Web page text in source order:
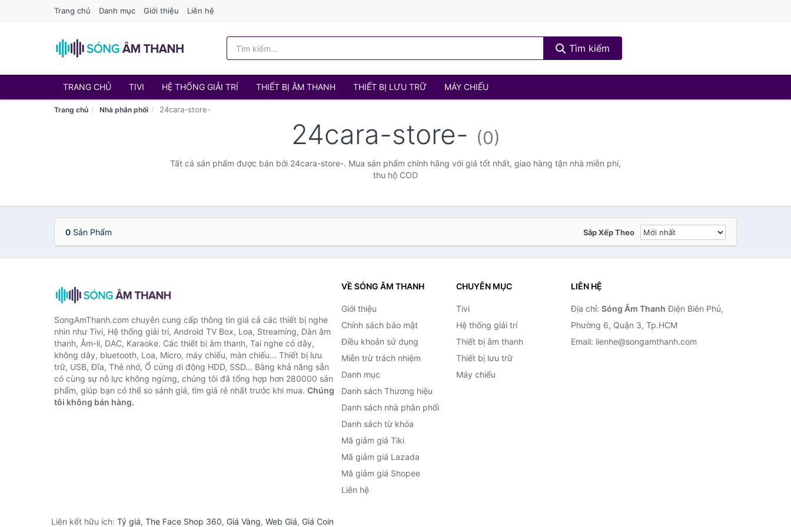
Trang chủ Danh mục Giới thiệu Liên hệ
Tìm kiếm
TRANG CHỦ TIVI HỆ THỐNG GIẢI TRÍ THIẾT BỊ ÂM THANH THIẾT BỊ LƯU TRỮ MÁY CHIẾU
Trang chủ Nhà phân phối 24cara-store-
24cara-store- (0)
Tất cả sản phẩm được bán bởi 24cara-store-. Mua sản phẩm chính hãng với giá tốt nhất, giao hàng tận nhà miễn phí,
thu hộ COD
0 Sản Phẩm Sắp Xếp Theo
SongAmThanh.com chuyên cung cấp thông tin giá cả các thiết bị nghe
nhìn như Tivi, Hệ thống giải trí, Android TV Box, Loa, Streaming, Dàn âm
thanh, Âm-li, DAC, Karaoke. Các thiết bị âm thanh, Tai nghe có dây,
không dây, bluetooth, Loa, Micro, máy chiếu, màn chiếu... Thiết bị lưu
trữ, USB, Đĩa, Thẻ nhớ, Ổ cứng di động HDD, SSD... Bằng khả năng sẵn
có cùng sự nỗ lực không ngừng, chúng tôi đã tổng hợp hơn 280000 sản
phẩm, giúp bạn có thể so sánh giá, tìm giá rẻ nhất trước khi mua. Chúng
tôi không bán hàng.
VỀ SÓNG ÂM THANH
Giới thiệu
Chính sách bảo mật
Điều khoản sử dụng
Miễn trừ trách nhiệm
Danh mục
Danh sách Thương hiệu
Danh sách nhà phân phối
Danh sách từ khóa
Mã giảm giá Tiki
Mã giảm giá Lazada
Mã giảm giá Shopee
Liên hệ
CHUYÊN MỤC
Tivi
Hệ thống giải trí
Thiết bị âm thanh
Thiết bị lưu trữ
Máy chiếu
LIÊN HỆ
Địa chỉ: Sóng Âm Thanh Điện Biên Phủ,
Phường 6, Quận 3, Tp.HCM
Email: lienhe@songamthanh.com
Liên kết hữu ích: Tỷ giá, The Face Shop 360, Giá Vàng, Web Giá, Giá Coin